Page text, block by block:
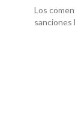
Los
sanciones